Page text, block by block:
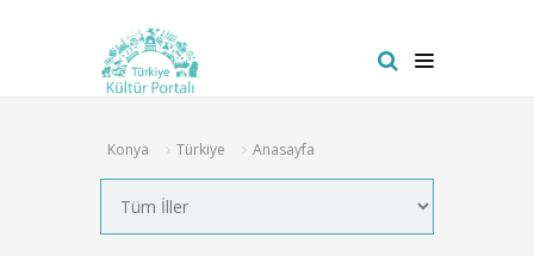
Konya Türkiye Anasayfa